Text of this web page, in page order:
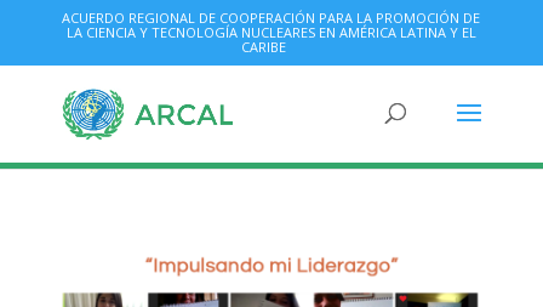
ACUERDO REGIONAL DE COOPERACIÓN PARA LA PROMOCIÓN DE
LA CIENCIA Y TECNOLOGÍA NUCLEARES EN AMÉRICA LATINA Y EL
CARIBE